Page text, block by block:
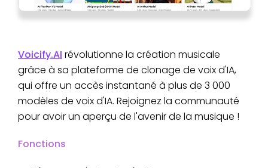
Voicify.AI révolutionne la création musicale
grâce à sa plateforme de clonage de voix d'IA,
qui offre un accès instantané à plus de 3 000
modèles de voix d'IA. Rejoignez la communauté
pour avoir un aperçu de l'avenir de la musique !
Fonctions